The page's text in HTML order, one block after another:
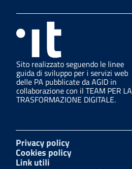
Sito realizzato seguendo le linee
guida di sviluppo per i servizi web
delle PA pubblicate da AGID in
collaborazione con il TEAM PER LA
TRASFORMAZIONE DIGITALE.
Privacy policy
Cookies policy
Link utili